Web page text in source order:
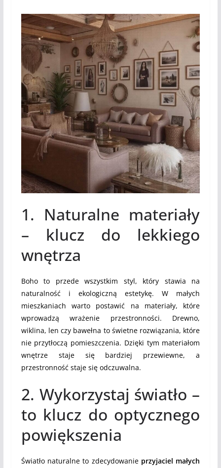
1. Naturalne materiały
– klucz do lekkiego
wnętrza
Boho to przede wszystkim styl, który stawia na
naturalność i ekologiczną estetykę. W małych
mieszkaniach warto postawić na materiały, które
wprowadzą wrażenie przestronności. Drewno,
wiklina, len czy bawełna to świetne rozwiązania, które
nie przytłoczą pomieszczenia. Dzięki tym materiałom
wnętrze staje się bardziej przewiewne, a
przestronność staje się odczuwalna.
2. Wykorzystaj światło –
to klucz do optycznego
powiększenia
Światło naturalne to zdecydowanie przyjaciel małych